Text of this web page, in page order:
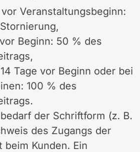
Veranstaltungsbeginn:
Beginn: 50 % des
Tage vor Beginn oder bei
100 % des
der Schriftform (z. B.
des Zugangs der
Kunden. Ein